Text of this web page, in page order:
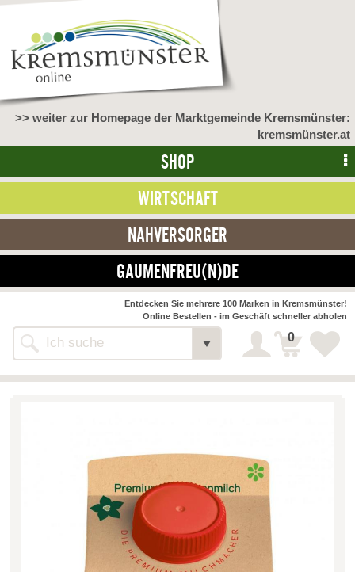
>> weiter zur Homepage der Marktgemeinde Kremsmünster:
kremsmünster.at
SHOP
WIRTSCHAFT
NAHVERSORGER
GAUMENFREU(N)DE
Alle Webseiten
Entdecken Sie mehrere 100 Marken in Kremsmünster!
Online Bestellen - im Geschäft schneller abholen
0
NAHVERSORGER
>> Bauernmarkt << Detail
Bäckerei-Konditorei-Café
Kuglbauer - Familie Bischof Detail
La Toscana Anita Wolf e.U. Detail
Söllradls Naturkostladen Detail